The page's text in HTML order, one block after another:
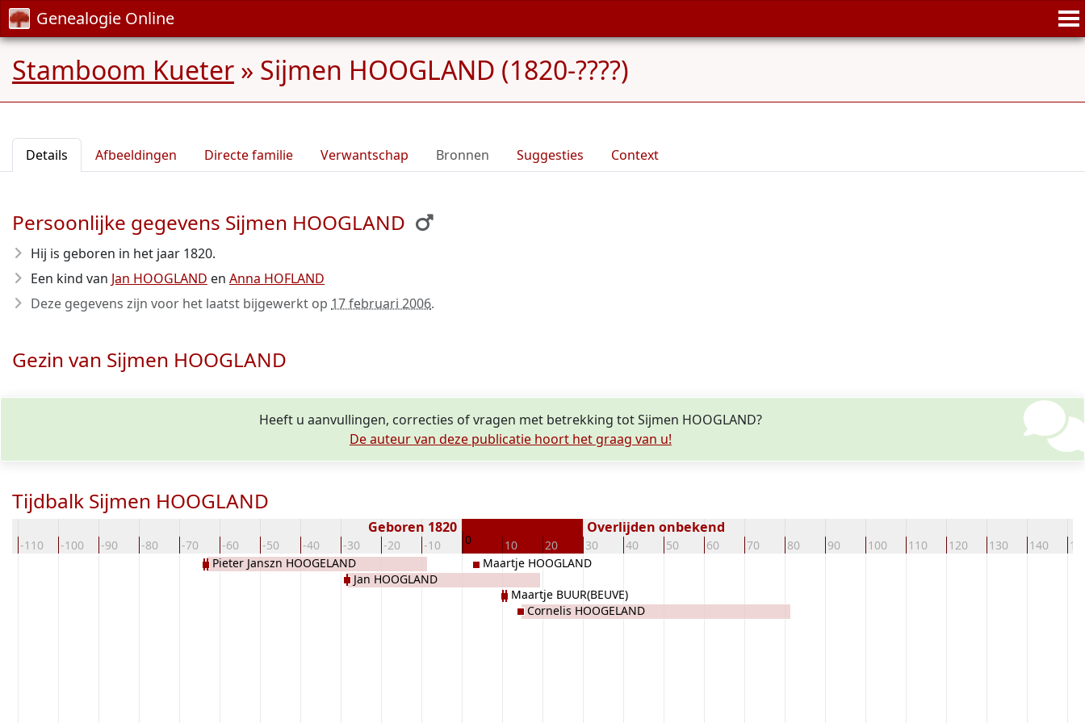
Genealogie Online
Stamboom Kueter » Sijmen HOOGLAND (1820-????)
Details Afbeeldingen Directe familie Verwantschap Bronnen Suggesties Context
Persoonlijke gegevens Sijmen HOOGLAND
Hij is geboren in het jaar 1820.
Een kind van Jan HOOGLAND en Anna HOFLAND
Deze gegevens zijn voor het laatst bijgewerkt op 17 februari 2006.
Gezin van Sijmen HOOGLAND
Heeft u aanvullingen, correcties of vragen met betrekking tot Sijmen HOOGLAND?
De auteur van deze publicatie hoort het graag van u!
Tijdbalk Sijmen HOOGLAND
-110 -100 -90 -80 -70 -60 -50 -40 -30 -20 -10 0 10 20 30 40 50 60 70 80 90 100 110 120 130 140
Geboren 1820 Overlijden onbekend
Pieter Janszn HOOGELAND
Jan HOOGLAND
Maartje HOOGLAND
Maartje BUUR(BEUVE)
Cornelis HOOGELAND